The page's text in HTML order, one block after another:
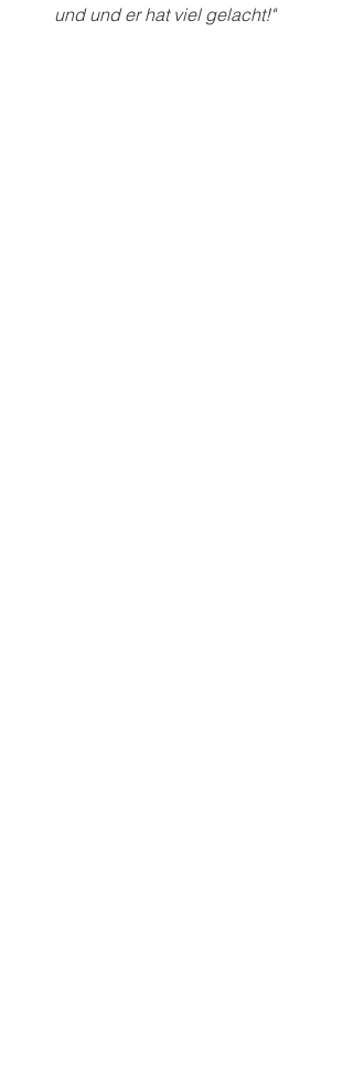
und und er hat viel gelacht!"